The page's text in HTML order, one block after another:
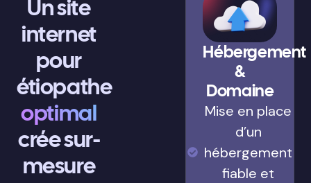
Un site
internet
pour
étiopathe
optimal
crée sur-
mesure
Hébergement
&
Domaine
Mise en place
d’un
hébergement
fiable et